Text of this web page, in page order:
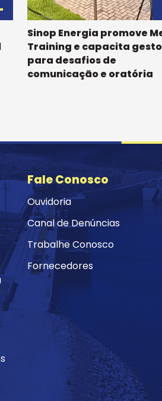
Sinop Energia promove
Training e capacita
para desafios de
comunicação e oratória
Fale Conosco
Ouvidoria
Canal de Denúncias
Trabalhe Conosco
Fornecedores